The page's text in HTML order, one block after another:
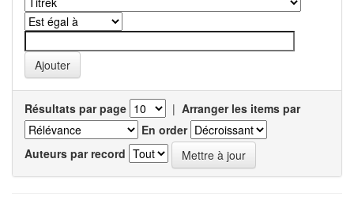
Résultats par page | Arranger les items par
En order
Auteurs par record